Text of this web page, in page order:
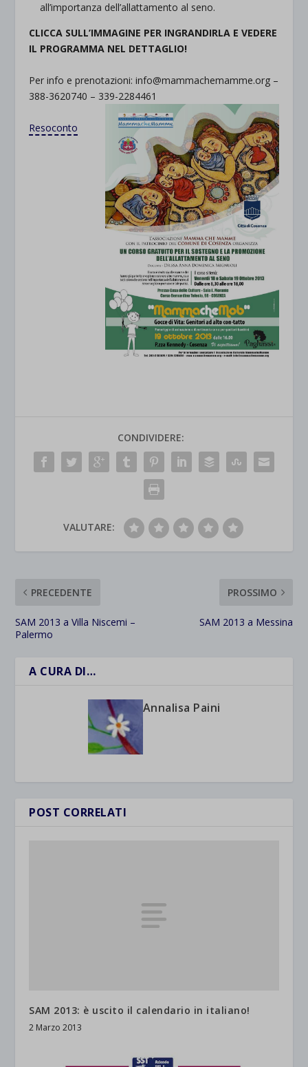
all’importanza dell’allattamento al seno.
CLICCA SULL’IMMAGINE PER INGRANDIRLA E VEDERE
IL PROGRAMMA NEL DETTAGLIO!
Per info e prenotazioni: info@mammachemamme.org –
388-3620740 – 339-2284461
Resoconto
CONDIVIDERE:
VALUTARE:
PRECEDENTE
SAM 2013 a Villa Niscemi –
Palermo
PROSSIMO
SAM 2013 a Messina
A CURA DI…
Annalisa Paini
POST CORRELATI
SAM 2013: è uscito il calendario in italiano!
2 Marzo 2013